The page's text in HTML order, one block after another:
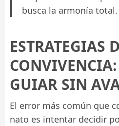
busca la armonía total.
ESTRATEGIAS
GUIAR SIN
El error más común que
nato es intentar decidir